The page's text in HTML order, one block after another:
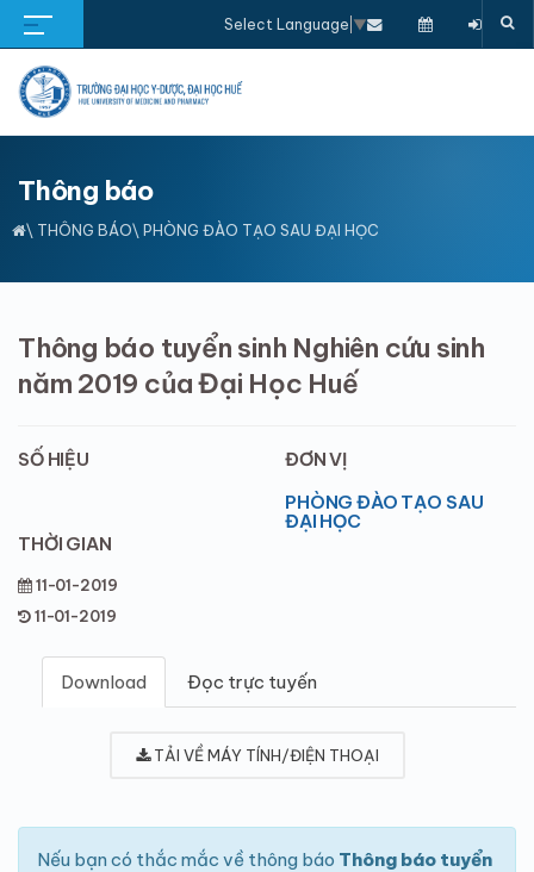
Select Language ▼
Thông báo
\ THÔNG BÁO\ PHÒNG ĐÀO TẠO SAU ĐẠI HỌC
Thông báo tuyển sinh Nghiên cứu sinh
năm 2019 của Đại Học Huế
SỐ HIỆU
ĐƠN VỊ
PHÒNG ĐÀO TẠO SAU
ĐẠI HỌC
THỜI GIAN
11-01-2019
11-01-2019
Download Đọc trực tuyến
TẢI VỀ MÁY TÍNH/ĐIỆN THOẠI
Nếu bạn có thắc mắc về thông báo Thông báo tuyển